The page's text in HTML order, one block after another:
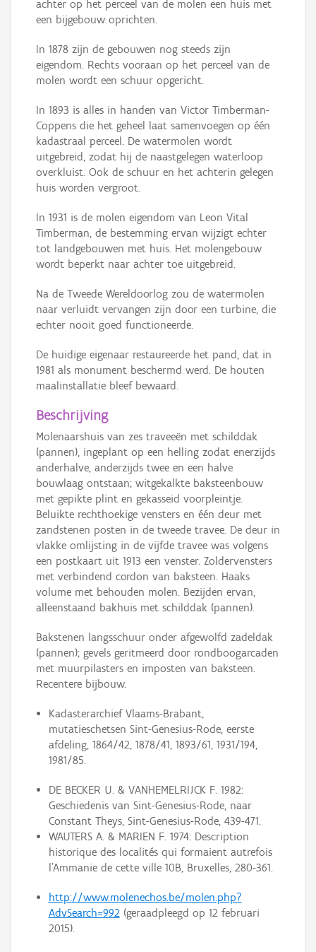
achter op het perceel van de molen een huis met
een bijgebouw oprichten.
In 1878 zijn de gebouwen nog steeds zijn
eigendom. Rechts vooraan op het perceel van de
molen wordt een schuur opgericht.
In 1893 is alles in handen van Victor Timberman-
Coppens die het geheel laat samenvoegen op één
kadastraal perceel. De watermolen wordt
uitgebreid, zodat hij de naastgelegen waterloop
overkluist. Ook de schuur en het achterin gelegen
huis worden vergroot.
In 1931 is de molen eigendom van Leon Vital
Timberman, de bestemming ervan wijzigt echter
tot landgebouwen met huis. Het molengebouw
wordt beperkt naar achter toe uitgebreid.
Na de Tweede Wereldoorlog zou de watermolen
naar verluidt vervangen zijn door een turbine, die
echter nooit goed functioneerde.
De huidige eigenaar restaureerde het pand, dat in
1981 als monument beschermd werd. De houten
maalinstallatie bleef bewaard.
Beschrijving
Molenaarshuis van zes traveeën met schilddak
(pannen), ingeplant op een helling zodat enerzijds
anderhalve, anderzijds twee en een halve
bouwlaag ontstaan; witgekalkte baksteenbouw
met gepikte plint en gekasseid voorpleintje.
Beluikte rechthoekige vensters en één deur met
zandstenen posten in de tweede travee. De deur in
vlakke omlijsting in de vijfde travee was volgens
een postkaart uit 1913 een venster. Zoldervensters
met verbindend cordon van baksteen. Haaks
volume met behouden molen. Bezijden ervan,
alleenstaand bakhuis met schilddak (pannen).
Bakstenen langsschuur onder afgewolfd zadeldak
(pannen); gevels geritmeerd door rondboogarcaden
met muurpilasters en imposten van baksteen.
Recentere bijbouw.
Kadasterarchief Vlaams-Brabant,
mutatieschetsen Sint-Genesius-Rode, eerste
afdeling, 1864/42, 1878/41, 1893/61, 1931/194,
1981/85.
DE BECKER U. & VANHEMELRIJCK F. 1982:
Geschiedenis van Sint-Genesius-Rode, naar
Constant Theys, Sint-Genesius-Rode, 439-471.
WAUTERS A. & MARIEN F. 1974: Description
historique des localités qui formaient autrefois
l'Ammanie de cette ville 10B, Bruxelles, 280-361.
http://www.molenechos.be/molen.php?
AdvSearch=992(geraadpleegd op 12 februari
2015).